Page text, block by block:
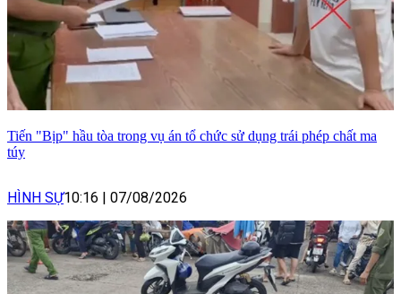
Tiến "Bịp" hầu tòa trong vụ án tổ chức sử dụng trái phép chất ma
túy
HÌNH SỰ10:16 | 07/08/2026